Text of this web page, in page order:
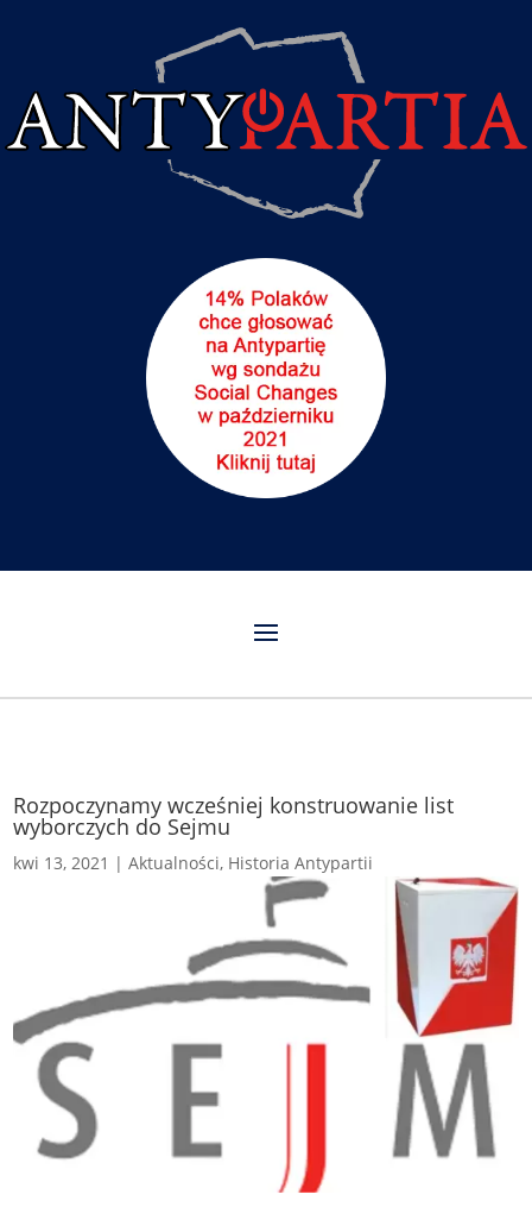
Rozpoczynamy wcześniej konstruowanie list
wyborczych do Sejmu
kwi 13, 2021 |Aktualności, Historia Antypartii